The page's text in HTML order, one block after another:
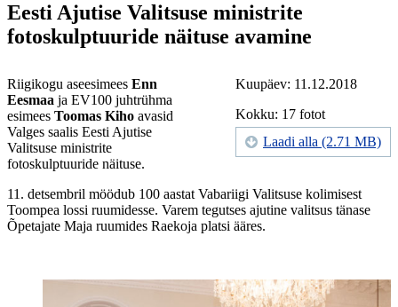
Eesti Ajutise Valitsuse ministrite
fotoskulptuuride näituse avamine
Kuupäev: 11.12.2018
Kokku: 17 fotot
Laadi alla (2.71 MB)
Riigikogu aseesimees Enn
Eesmaa ja EV100 juhtrühma
esimees Toomas Kiho avasid
Valges saalis Eesti Ajutise
Valitsuse ministrite
fotoskulptuuride näituse.
11. detsembril möödub 100 aastat Vabariigi Valitsuse kolimisest
Toompea lossi ruumidesse. Varem tegutses ajutine valitsus tänase
Õpetajate Maja ruumides Raekoja platsi ääres.